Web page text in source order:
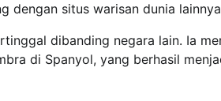
dengan situs warisan dunia
dibanding negara lain. Ia
di Spanyol, yang berhasil